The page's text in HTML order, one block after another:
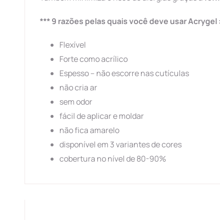
*** 9 razões pelas quais você deve usar Acrygel
Flexível
Forte como acrílico
Espesso – não escorre nas cutículas
não cria ar
sem odor
fácil de aplicar e moldar
não fica amarelo
disponível em 3 variantes de cores
cobertura no nível de 80-90%